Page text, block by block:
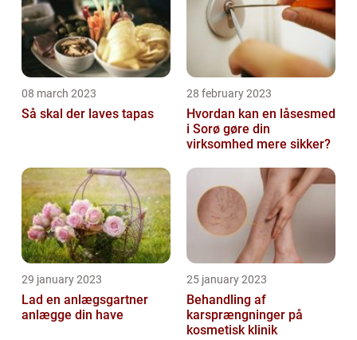
08 march 2023
Så skal der laves tapas
28 february 2023
Hvordan kan en låsesmed
i Sorø gøre din
virksomhed mere sikker?
29 january 2023
Lad en anlægsgartner
anlægge din have
25 january 2023
Behandling af
karsprængninger på
kosmetisk klinik